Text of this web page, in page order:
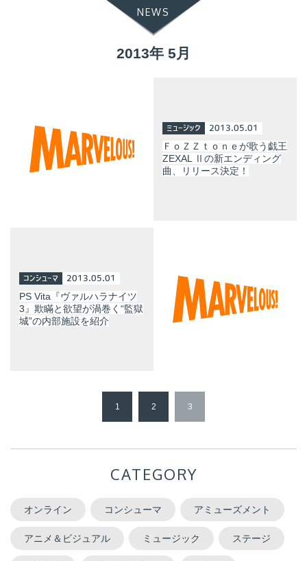
NEWS
2013年 5月
ミュージック 2013.05.01
ＦｏＺＺｔｏｎｅが歌う戯王
ZEXAL Ⅱの新エンディング
曲、リリース決定！
コンシューマ 2013.05.01
PS Vita『ヴァルハラナイツ
3』欺瞞と欲望が渦巻く“監獄
城”の内部施設を紹介
1 2 3
CATEGORY
オンライン コンシューマ アミューズメント
アニメ＆ビジュアル ミュージック ステージ